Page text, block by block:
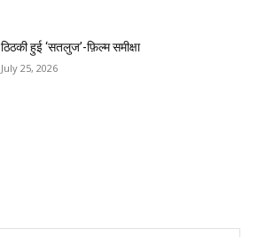
ठिठकी हुई ‘सतलुज’-फ़िल्म समीक्षा
July 25, 2026